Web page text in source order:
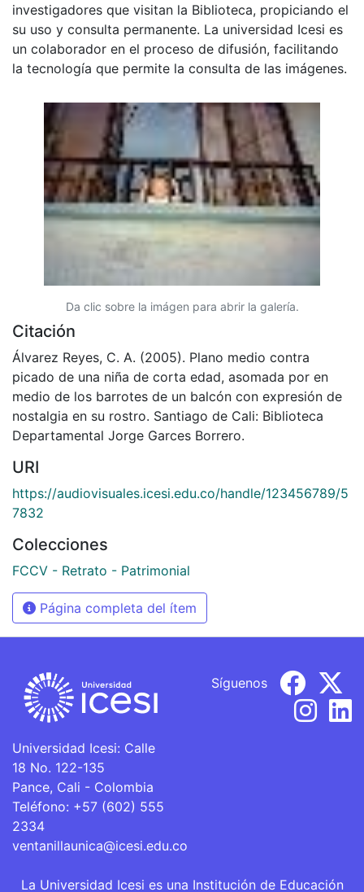
investigadores que visitan la Biblioteca, propiciando el
su uso y consulta permanente. La universidad Icesi es
un colaborador en el proceso de difusión, facilitando
la tecnología que permite la consulta de las imágenes.
Da clic sobre la imágen para abrir la galería.
Citación
Álvarez Reyes, C. A. (2005). Plano medio contra
picado de una niña de corta edad, asomada por en
medio de los barrotes de un balcón con expresión de
nostalgia en su rostro. Santiago de Cali: Biblioteca
Departamental Jorge Garces Borrero.
URI
https://audiovisuales.icesi.edu.co/handle/123456789/5
7832
Colecciones
FCCV - Retrato - Patrimonial
Página completa del ítem
Universidad Icesi: Calle
18 No. 122-135
Pance, Cali - Colombia
Teléfono: +57 (602) 555
2334
ventanillaunica@icesi.edu.co
Síguenos
La Universidad Icesi es una Institución de Educación